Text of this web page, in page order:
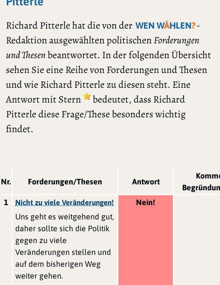
Richard Pitterle hat die von der WEN WÄHLEN?-
Redaktion ausgewählten politischenForderungen
und Thesenbeantwortet. In der folgenden Übersicht
sehen Sie eine Reihe von Forderungen und Thesen
und wie Richard Pitterle zu diesen steht. Eine
Antwort mit Stern
bedeutet, dass Richard
Pitterle diese Frage/These besonders wichtig
findet.
Nr. Forderungen/Thesen Antwort
1
Nicht zu viele Veränderungen!
Uns geht es weitgehend gut,
daher sollte sich die Politik
gegen zu viele
Veränderungen stellen und
auf dem bisherigen Weg
weiter gehen.
Nein!